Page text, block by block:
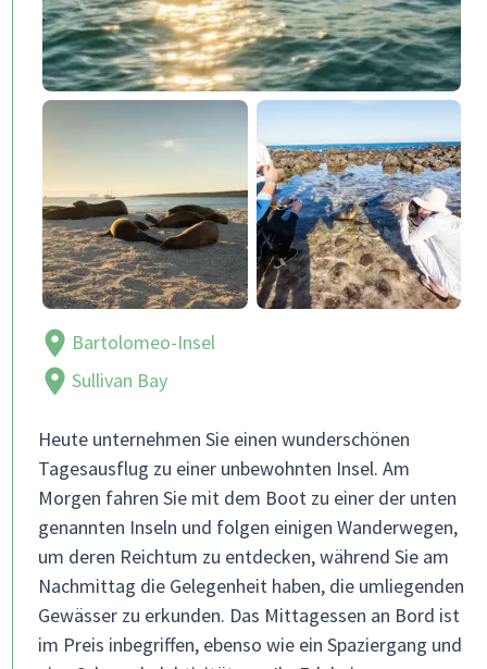
Bartolomeo-Insel
Sullivan Bay
Heute unternehmen Sie einen wunderschönen
Tagesausflug zu einer unbewohnten Insel. Am
Morgen fahren Sie mit dem Boot zu einer der unten
genannten Inseln und folgen einigen Wanderwegen,
um deren Reichtum zu entdecken, während Sie am
Nachmittag die Gelegenheit haben, die umliegenden
Gewässer zu erkunden. Das Mittagessen an Bord ist
im Preis inbegriffen, ebenso wie ein Spaziergang und